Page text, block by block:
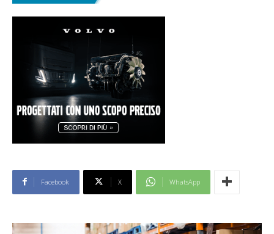
Facebook X WhatsApp